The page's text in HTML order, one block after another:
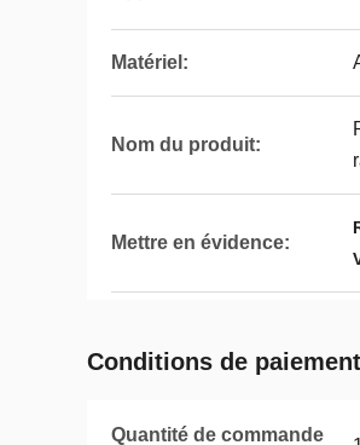
Matériel:
Nom du produit:
Mettre en évidence:
Conditions de
Quantité de commande